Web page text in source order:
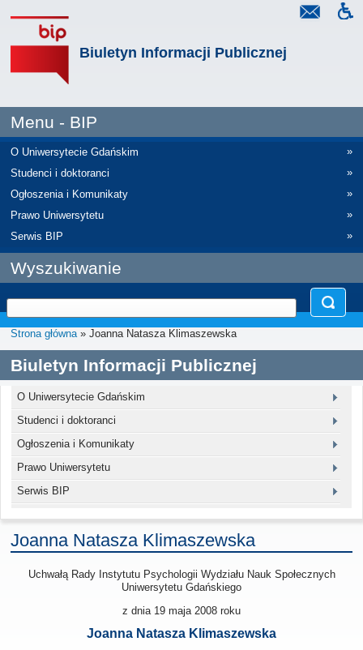
Biuletyn Informacji Publicznej
Menu - BIP
O Uniwersytecie Gdańskim
»
Studenci i doktoranci
»
Ogłoszenia i Komunikaty
»
Prawo Uniwersytetu
»
Serwis BIP
»
Wyszukiwanie
Strona główna» Joanna Natasza Klimaszewska
Biuletyn Informacji Publicznej
O Uniwersytecie Gdańskim
Studenci i doktoranci
Ogłoszenia i Komunikaty
Prawo Uniwersytetu
Serwis BIP
Joanna Natasza Klimaszewska
Uchwałą Rady Instytutu Psychologii Wydziału Nauk Społecznych
Uniwersytetu Gdańskiego
z dnia 19 maja 2008 roku
Joanna Natasza Klimaszewska